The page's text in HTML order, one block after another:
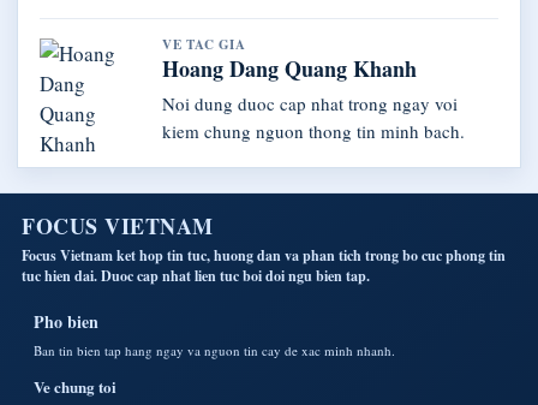
VE TAC GIA
Hoang Dang Quang Khanh
Noi dung duoc cap nhat trong ngay voi
kiem chung nguon thong tin minh bach.
FOCUS VIETNAM
Focus Vietnam ket hop tin tuc, huong dan va phan tich trong bo cuc phong tin
tuc hien dai. Duoc cap nhat lien tuc boi doi ngu bien tap.
Pho bien
Ban tin bien tap hang ngay va nguon tin cay de xac minh nhanh.
Ve chung toi